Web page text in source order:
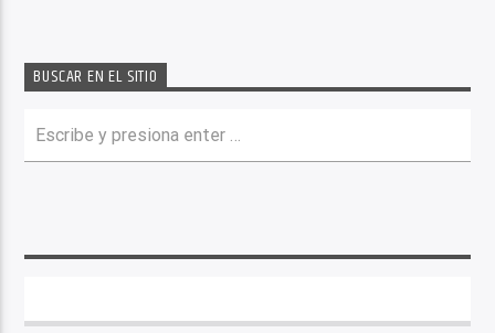
BUSCAR EN EL SITIO